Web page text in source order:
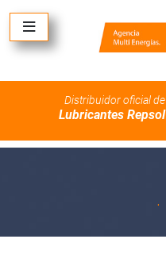
Distribuidor oficial de
Lubricantes Repsol